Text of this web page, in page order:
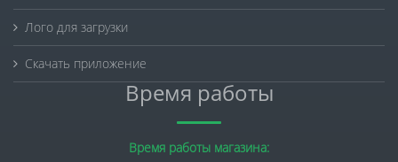
Лого для загрузки
Скачать приложение
Время работы
Время работы магазина: